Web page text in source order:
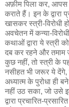
अफ़ीम पिला कर, आपस
कराते हैं। इन के द्वारा
खासकर स्त्री-विरोधी
अवचेतन में कन्या-
कथाओं द्वारा ये स्त्री
दब कर रहने और तमाम
कुछ नहीं, तो स्त्री के
नसीहत भी जरूर ये देंगे,
अध्यात्म के पुरोधा ही
नहीं उठ सका, जो उसे
द्वारा प्रचारित-